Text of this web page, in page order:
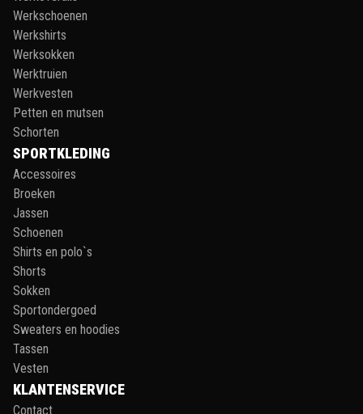
Werkschoenen
Werkshirts
Werksokken
Werktruien
Werkvesten
Petten en mutsen
Schorten
SPORTKLEDING
Accessoires
Broeken
Jassen
Schoenen
Shirts en polo`s
Shorts
Sokken
Sportondergoed
Sweaters en hoodies
Tassen
Vesten
KLANTENSERVICE
Contact